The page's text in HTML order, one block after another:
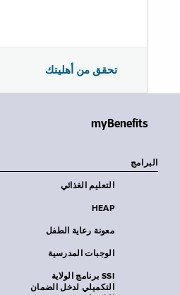
تحقق من أهليتك
myBenefits
البرامج
التعليم الغذائي
HEAP
معونة رعاية الطفل
الوجبات المدرسية
SSI برنامج الولاية
التكميلي لدخل الضمان